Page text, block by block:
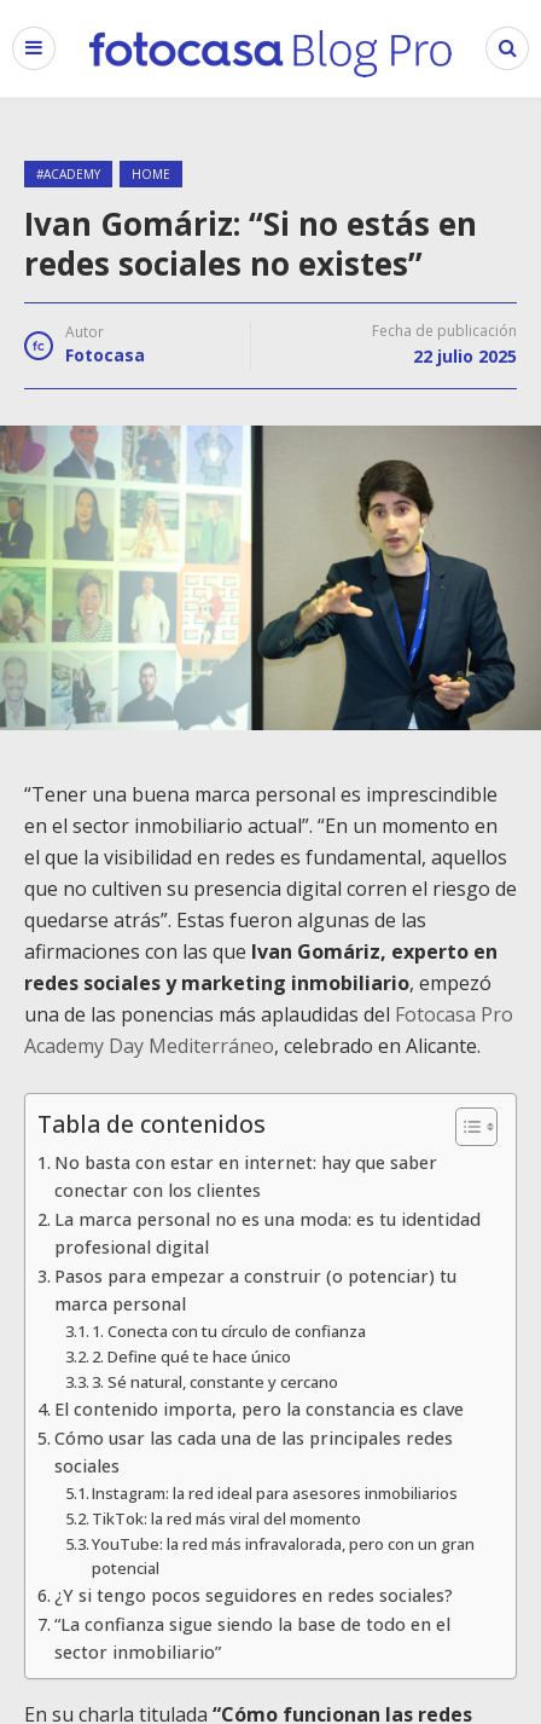
#ACADEMY HOME
Ivan Gomáriz: “Si no estás en
redes sociales no existes”
Autor
Fotocasa
Fecha de publicación
22 julio 2025
“Tener una buena marca personal es imprescindible
en el sector inmobiliario actual”. “En un momento en
el que la visibilidad en redes es fundamental, aquellos
que no cultiven su presencia digital corren el riesgo de
quedarse atrás”. Estas fueron algunas de las
afirmaciones con las que Ivan Gomáriz, experto en
redes sociales y marketing inmobiliario, empezó
una de las ponencias más aplaudidas del Fotocasa Pro
Academy Day Mediterráneo, celebrado en Alicante.
Tabla de contenidos
No basta con estar en internet: hay que saber
conectar con los clientes
La marca personal no es una moda: es tu identidad
profesional digital
Pasos para empezar a construir (o potenciar) tu
marca personal
1. Conecta con tu círculo de confianza
2. Define qué te hace único
3. Sé natural, constante y cercano
El contenido importa, pero la constancia es clave
Cómo usar las cada una de las principales redes
sociales
Instagram: la red ideal para asesores inmobiliarios
TikTok: la red más viral del momento
YouTube: la red más infravalorada, pero con un gran
potencial
¿Y si tengo pocos seguidores en redes sociales?
“La confianza sigue siendo la base de todo en el
sector inmobiliario”
En su charla titulada “Cómo funcionan las redes